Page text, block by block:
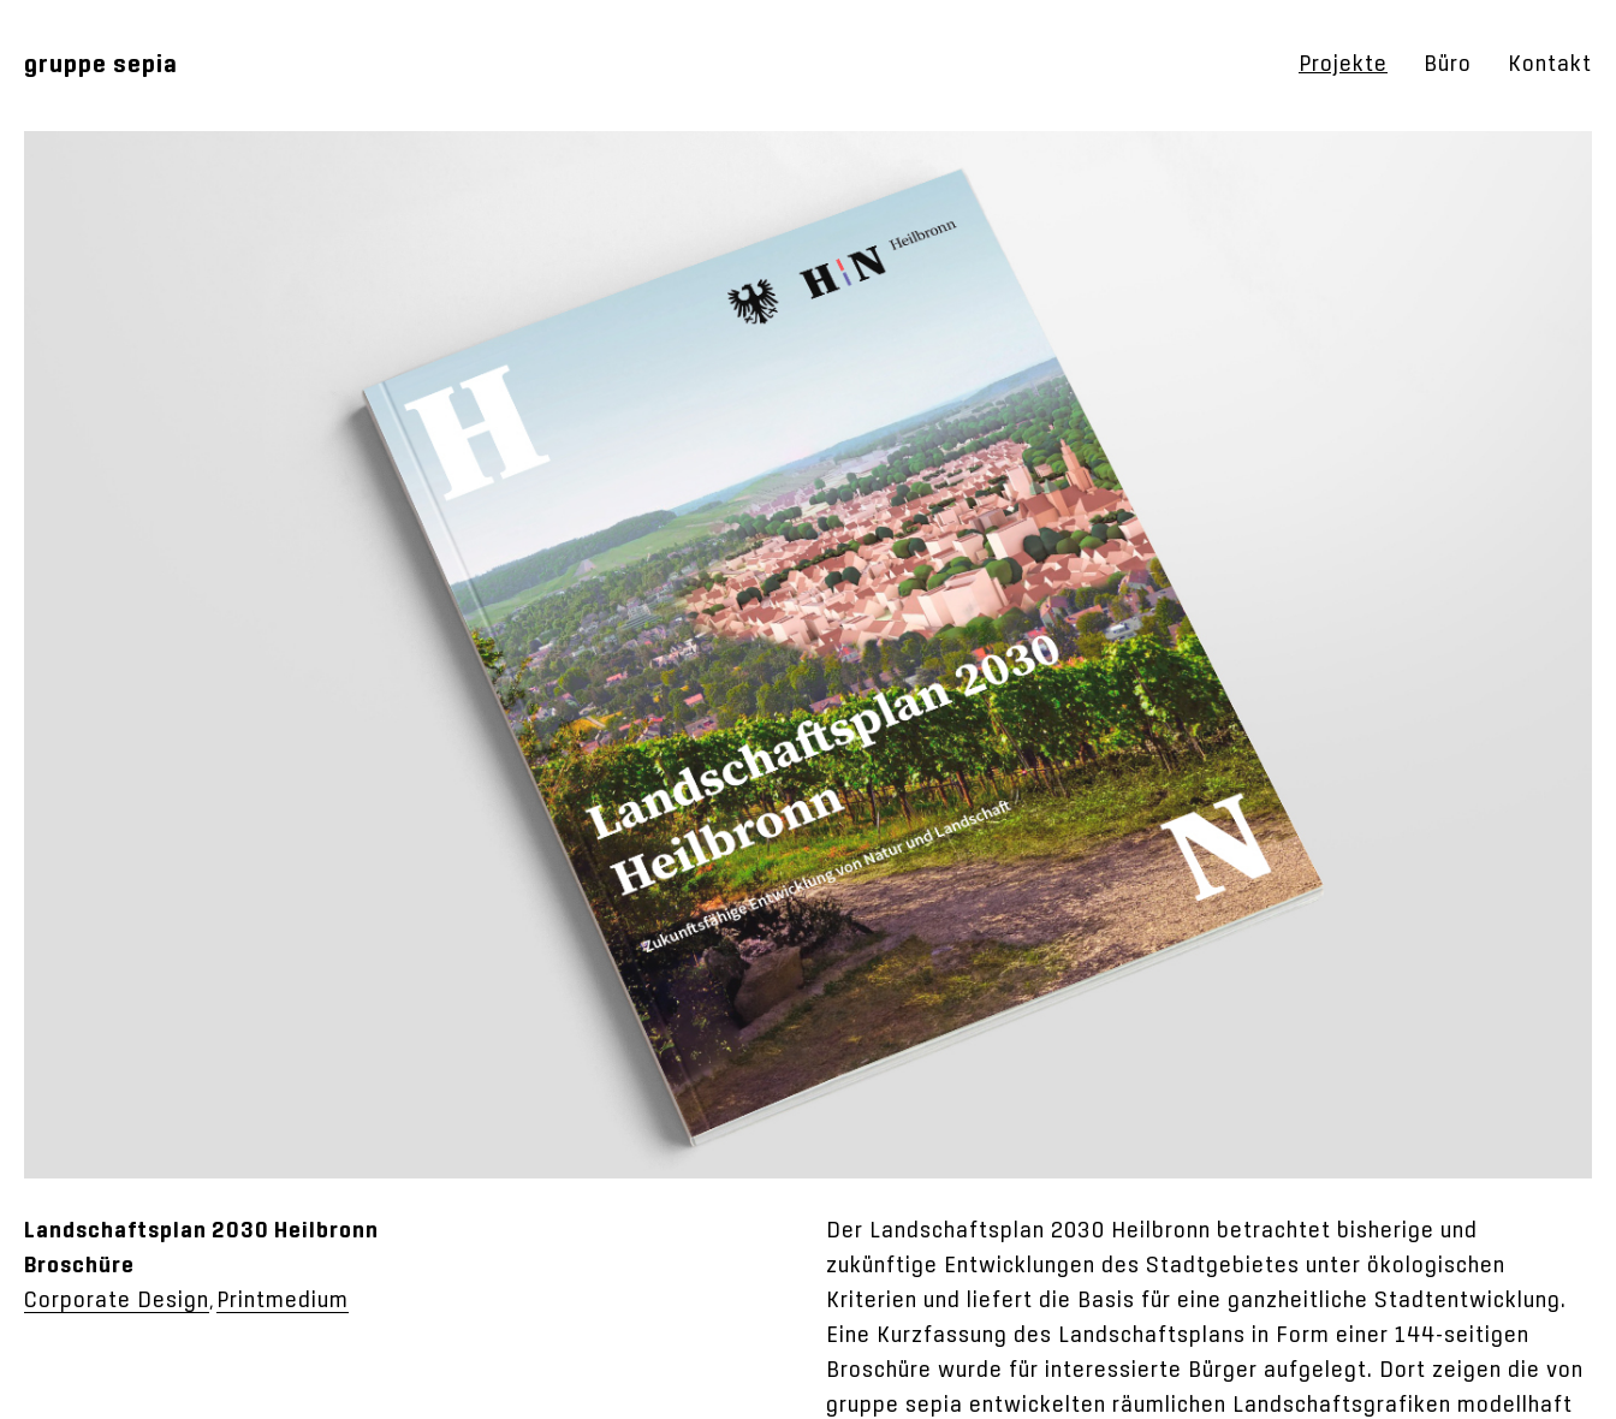
gruppe sepia Projekte Büro Kontakt
Landschaftsplan 2030 Heilbronn
Broschüre
Corporate Design , Printmedium
Der Landschaftsplan 2030 Heilbronn betrachtet bisherige und
zukünftige Entwicklungen des Stadtgebietes unter ökologischen
Kriterien und liefert die Basis für eine ganzheitliche Stadtentwicklung.
Eine Kurzfassung des Landschaftsplans in Form einer 144-seitigen
Broschüre wurde für interessierte Bürger aufgelegt. Dort zeigen die von
gruppe sepia entwickelten räumlichen Landschaftsgrafiken modellhaft